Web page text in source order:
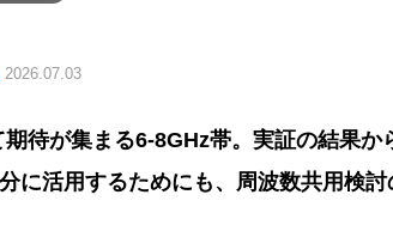
2026.07.03
待が集まる6-8GHz帯。実証の結果
に活用するためにも、周波数共用検